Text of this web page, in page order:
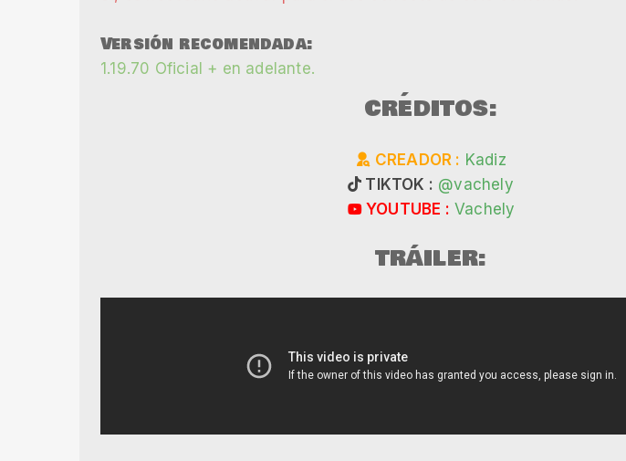
Versión recomendada:
1.19.70 Oficial + en adelante.
CRÉDITOS:
CREADOR : Kadiz
TIKTOK : @vachely
YOUTUBE : Vachely
TRÁILER: